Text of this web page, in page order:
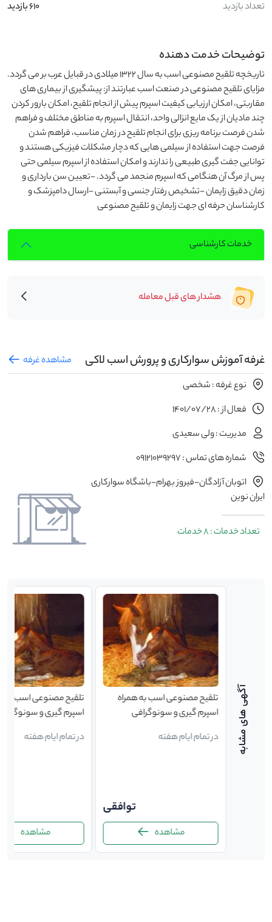
تعداد بازدید 610 بازدید
توضیحات خدمت دهنده
تاریخچه تلقیح مصنوعی اسب به سال 1322 میلادی در قبایل عرب بر می گردد.
مزایای تلقیح مصنوعی در صنعت اسب عبارتند از: پیشگیری از بیماری های
مقاربتی، امکان ارزیابی کیفیت اسپرم پیش از انجام تلقیح، امکان بارور کردن
چند مادیان از یک مایع انزالی واحد، انتقال اسپرم به مناطق مختلف و فراهم
شدن فرصت برنامه ریزی برای انجام تلقیح در زمان مناسب، فراهم شدن
فرصت جهت استفاده از سیلمی هایی که دچار مشکلات فیزیکی هستند و
توانایی جفت گیری طبیعی را ندارند و امکان استفاده از اسپرم سیلمی حتی
پس از مرگ آن هنگامی که اسپرم منجمد می گردد. -تعیین سن بارداری و
زمان دقیق زایمان -تشخیص رفتار جنسی و آبستنی -ارسال دامپزشک و
کارشناسان حرفه ای جهت زایمان و تلقیح مصنوعی
خدمات کارشناسی
هشدار های قبل معامله
غرفه آموزش سوارکاری و پرورش اسب لاکی
مشاهده غرفه
نوع غرفه : شخصی
فعال از : 1401/07/28
مدیریت : ولی سعیدی
شماره های تماس : 09121039297
اتوبان آزادگان-فیروز بهرام-باشگاه سوارکاری
ایران نوین
تعداد خدمات : 8 خدمات
تلقیح مصنوعی اسب به همراه
اسپرم گیری و سونوگرافی
در تمام ایام هفته
توافقی
مشاهده
تلقیح مصنوعی اسب به
اسپرم گیری و
در تمام ایام هفته
مشاهده